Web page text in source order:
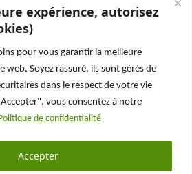
expérience, autorisez
pour vous garantir la meilleure
web. Soyez rassuré, ils sont gérés de
dans le respect de votre vie
vous consentez à notre
de confidentialité
Accepter
manquez rien !
vous abonner à notre page
chaîne Youtube
enquêtes !